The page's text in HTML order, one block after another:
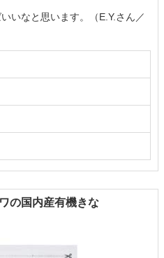
いなと思います。（E.Y.さん／
の国内産有機きな